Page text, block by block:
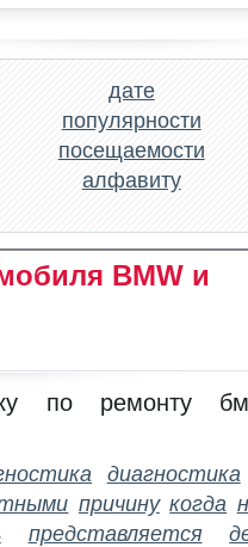
дате
популярности
посещаемости
алфавиту
BMW и
по ремонту
диагностика
причину когда
представляется